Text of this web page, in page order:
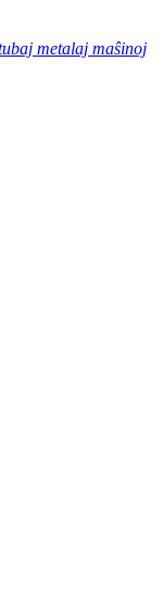
metalaj maŝinoj